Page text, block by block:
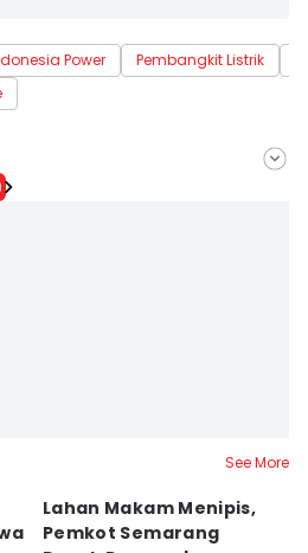
Power Pembangkit Listrik
See More
Lahan Makam Menipis,
Pemkot Semarang